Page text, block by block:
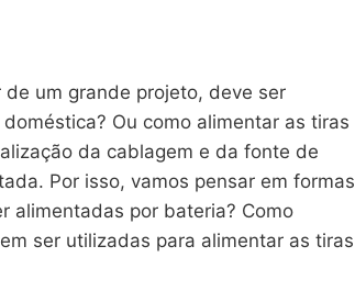
um grande projeto, deve ser
Ou como alimentar as tiras
da cablagem e da fonte de
Por isso, vamos pensar em formas
alimentadas por bateria? Como
ser utilizadas para alimentar as tiras